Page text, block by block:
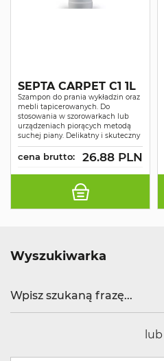
SEPTA CARPET C1 1L
Szampon do prania wykładzin oraz
mebli tapicerowanych. Do
stosowania w szorowarkach lub
urządzeniach piorących metodą
suchej piany. Delikatny i skuteczny
cena brutto: 26.88 PLN
Wyszukiwarka
lub